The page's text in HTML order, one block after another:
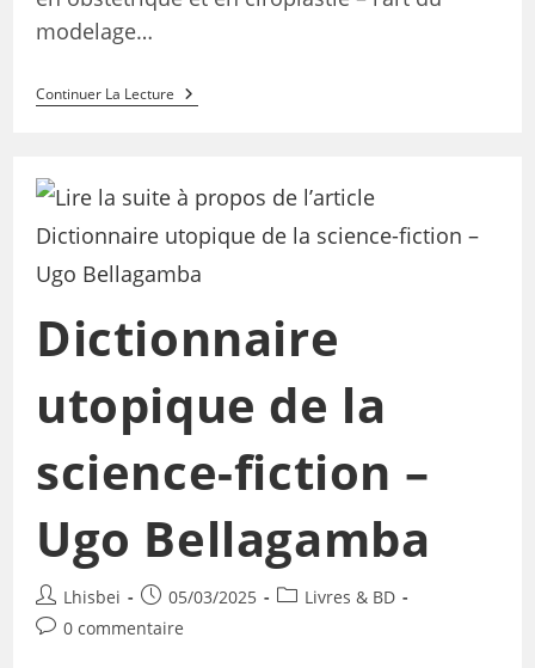
modelage…
Continuer La Lecture
Dictionnaire
utopique de la
science-fiction –
Ugo Bellagamba
Lhisbei 05/03/2025
Livres & BD
0 commentaire